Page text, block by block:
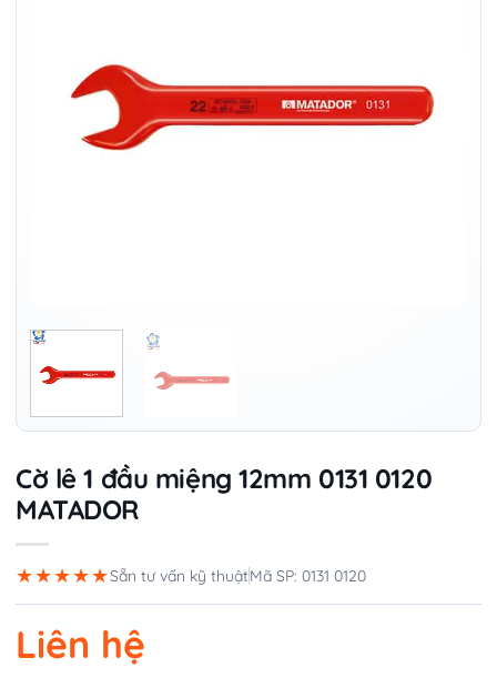
Cờ lê 1 đầu miệng 12mm 0131 0120
MATADOR
★★★★★Sẵn tư vấn kỹ thuậtMã SP: 0131 0120
Liên hệ